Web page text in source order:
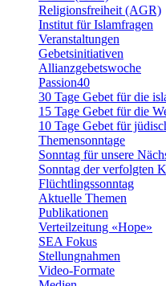
Religionsfreiheit (AGR)
Institut für Islamfragen
Veranstaltungen
Gebetsinitiativen
Allianzgebetswoche
Passion40
30 Tage Gebet für die
15 Tage Gebet für die
10 Tage Gebet für
Themensonntage
Sonntag für unsere
Sonntag der verfolgten
Flüchtlingssonntag
Aktuelle Themen
Publikationen
Verteilzeitung «Hope»
SEA Fokus
Stellungnahmen
Video-Formate